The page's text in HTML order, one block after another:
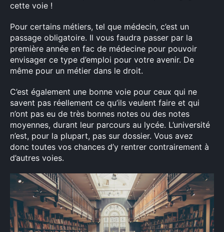
cette voie !
Pour certains métiers, tel que médecin, c’est un
passage obligatoire. Il vous faudra passer par la
première année en fac de médecine pour pouvoir
envisager ce type d’emploi pour votre avenir. De
même pour un métier dans le droit.
C’est également une bonne voie pour ceux qui ne
savent pas réellement ce qu’ils veulent faire et qui
n’ont pas eu de très bonnes notes ou des notes
moyennes, durant leur parcours au lycée. L’université
n’est, pour la plupart, pas sur dossier. Vous avez
donc toutes vos chances d’y rentrer contrairement à
d’autres voies.